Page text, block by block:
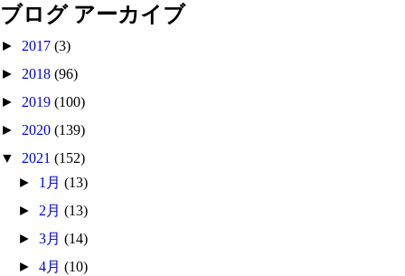
ブログ アーカイブ
► 2017 (3)
► 2018 (96)
► 2019 (100)
► 2020 (139)
▼ 2021 (152)
► 1月(13)
► 2月(13)
►3月(14)
►4月(10)